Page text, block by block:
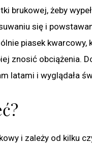
brukowej, żeby
się i
piasek kwarcowy,
znosić obciążenia.
latami i wyglądała
i zależy od kilku